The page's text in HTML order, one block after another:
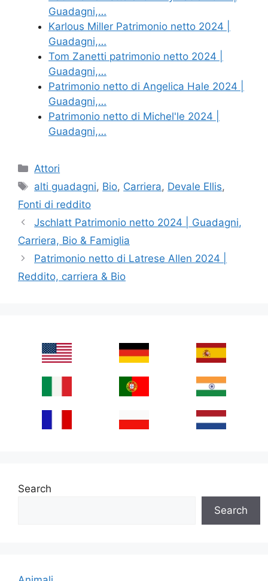
Guadagni,…
Karlous Miller Patrimonio netto 2024 |
Guadagni,…
Tom Zanetti patrimonio netto 2024 |
Guadagni,…
Patrimonio netto di Angelica Hale 2024 |
Guadagni,…
Patrimonio netto di Michel'le 2024 |
Guadagni,…
Categories
Attori
Tags
alti guadagni, Bio, Carriera, Devale Ellis,
Fonti di reddito
Jschlatt Patrimonio netto 2024 | Guadagni,
Carriera, Bio & Famiglia
Patrimonio netto di Latrese Allen 2024 |
Reddito, carriera & Bio
Search
Search